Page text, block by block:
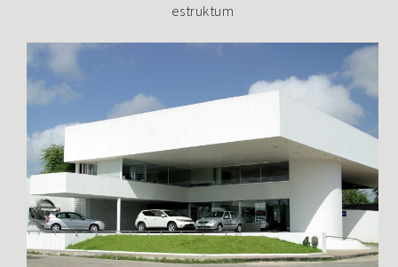
estruktum